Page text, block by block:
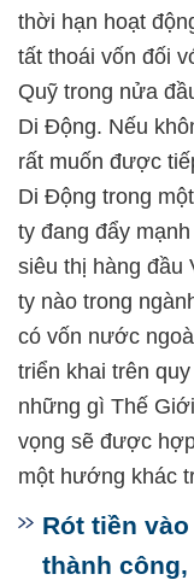
thời hạn hoạt
tất thoái vốn đối
Quỹ trong nửa
Di Động. Nếu
rất muốn được
Di Động trong
ty đang đẩy
siêu thị hàng đầu
ty nào trong
có vốn nước
triển khai trên
những gì Thế
vọng sẽ được
một hướng khác
Rót tiền
thành